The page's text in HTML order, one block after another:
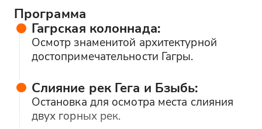
Программа
Гагрская колоннада:
Осмотр знаменитой архитектурной
достопримечательности Гагры.
Слияние рек Гега и Бзыбь:
Остановка для осмотра места слияния
двух горных рек.